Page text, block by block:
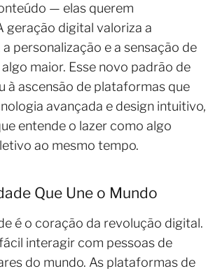
— elas querem
geração digital valoriza a
personalização e a sensação de
maior. Esse novo padrão de
à ascensão de plataformas que
avançada e design intuitivo,
entende o lazer como algo
ao mesmo tempo.
Que Une o Mundo
é o coração da revolução digital.
interagir com pessoas de
do mundo. As plataformas de